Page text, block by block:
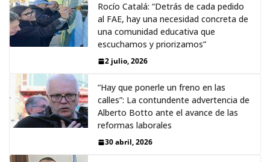
Rocío Catalá: “Detrás de cada pedido
al FAE, hay una necesidad concreta de
una comunidad educativa que
escuchamos y priorizamos”
2 julio, 2026
“Hay que ponerle un freno en las
calles”: La contundente advertencia de
Alberto Botto ante el avance de las
reformas laborales
30 abril, 2026